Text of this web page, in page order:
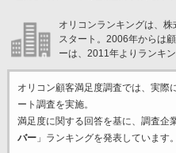
オリコンランキングは、
スタート。2006年からは
ーは、2011年よりランキ
オリコン顧客満足度調査では、実際
ート調査を実施。
満足度に関する回答を基に、調査企
バー」ランキングを発表しています。